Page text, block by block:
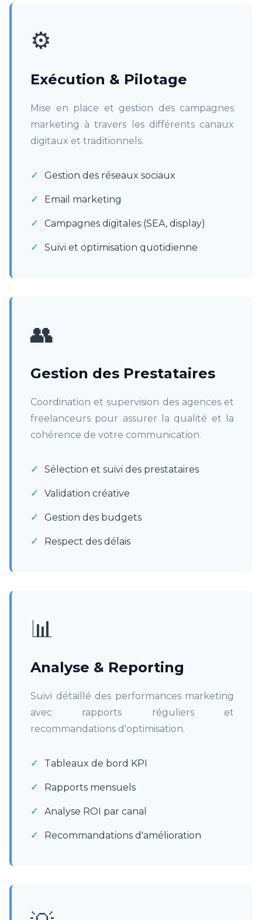
⚙️
Exécution & Pilotage
Mise en place et gestion des campagnes
marketing à travers les différents canaux
digitaux et traditionnels.
Gestion des réseaux sociaux
Email marketing
Campagnes digitales (SEA, display)
Suivi et optimisation quotidienne
👥
Gestion des Prestataires
Coordination et supervision des agences et
freelanceurs pour assurer la qualité et la
cohérence de votre communication.
Sélection et suivi des prestataires
Validation créative
Gestion des budgets
Respect des délais
📊
Analyse & Reporting
Suivi détaillé des performances marketing
avec rapports réguliers et
recommandations d'optimisation.
Tableaux de bord KPI
Rapports mensuels
Analyse ROI par canal
Recommandations d'amélioration